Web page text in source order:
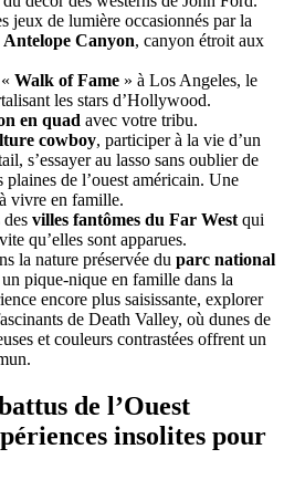
jeux de lumière occasionnés par la
Antelope Canyon, canyon étroit aux
Walk of Fame » à Los Angeles, le
les stars d’Hollywood.
en quad avec votre tribu.
cowboy, participer à la vie d’un
s’essayer au lasso sans oublier de
plaines de l’ouest américain. Une
vivre en famille.
villes fantômes du Far West qui
qu’elles sont apparues.
la nature préservée du parc national
pique-nique en famille dans la
encore plus saisissante, explorer
de Death Valley, où dunes de
et couleurs contrastées offrent un
de l’Ouest
insolites pour